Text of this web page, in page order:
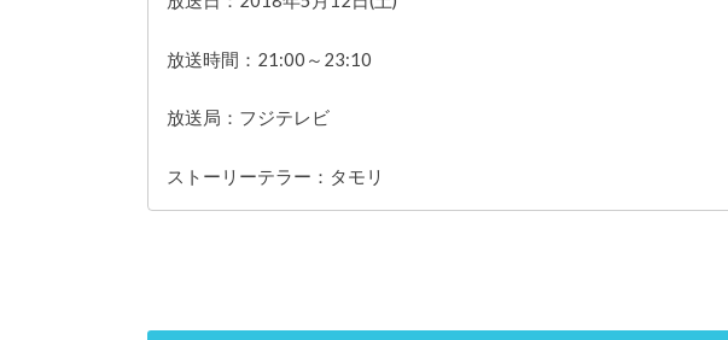
放送時間：21:00～23:10
放送局：フジテレビ
ストーリーテラー：タモリ